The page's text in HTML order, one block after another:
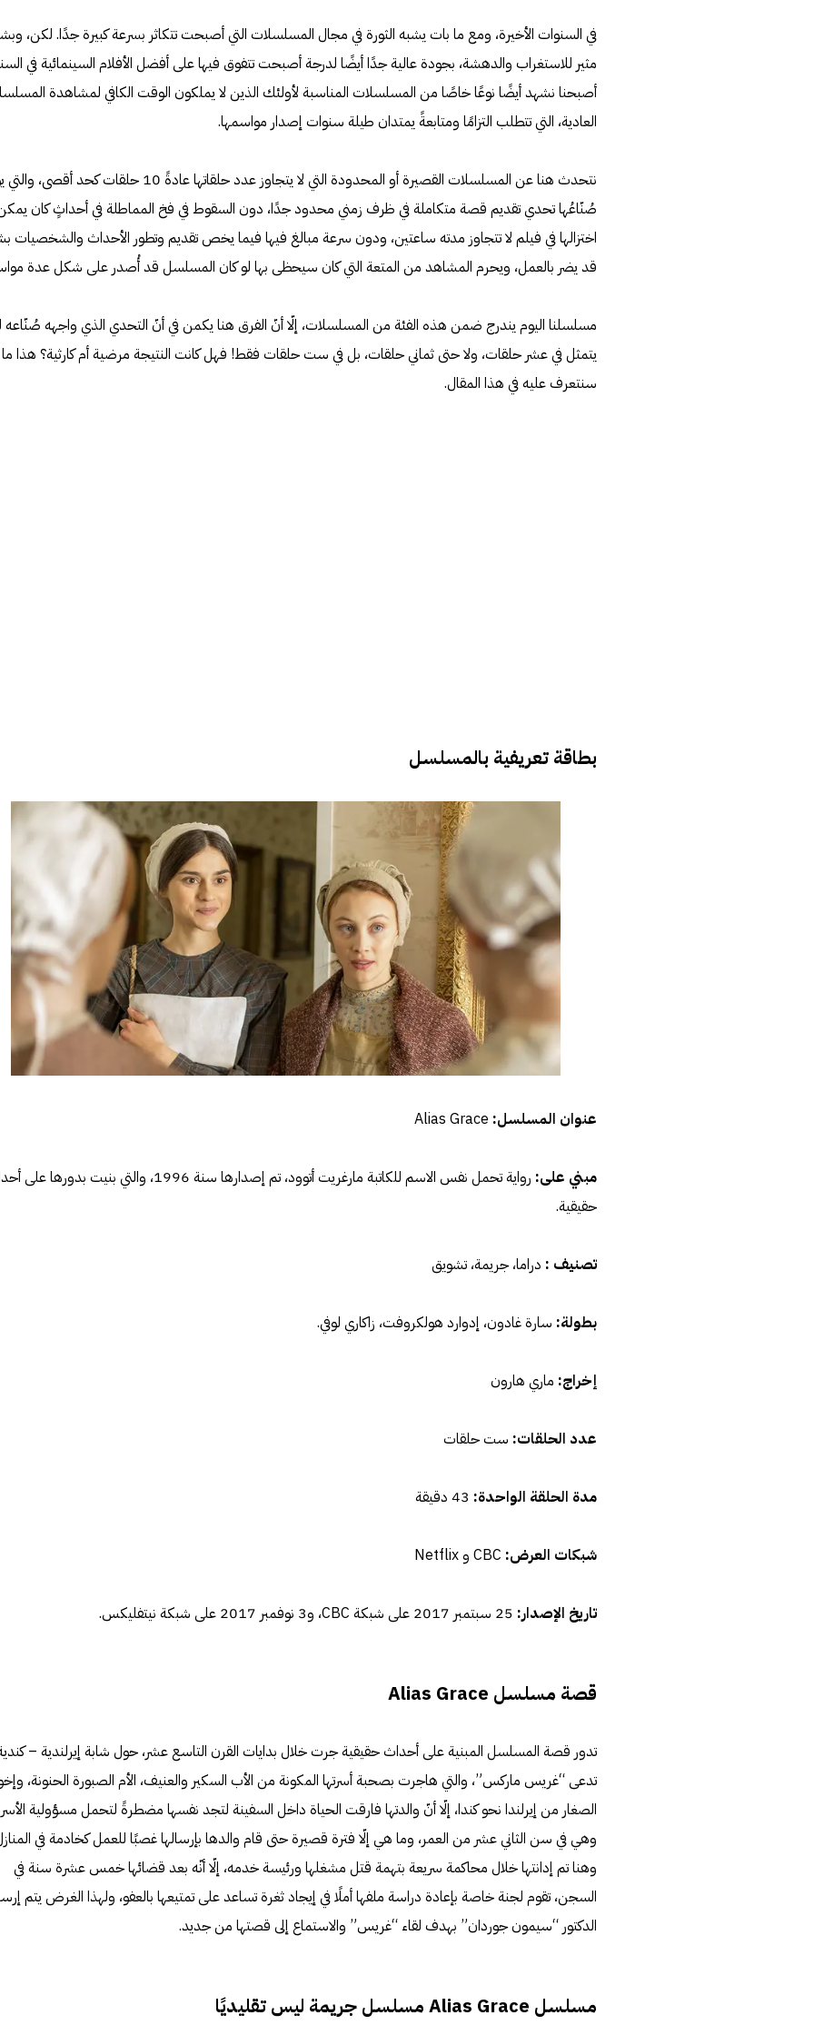
في السنوات الأخيرة، ومع ما بات يشبه الثورة في مجال المسلسلات التي أصبحت تتكاثر بسرعة كبيرة جدًا. لكن،
مثير للاستغراب والدهشة، بجودة عالية جدًا أيضًا لدرجة أصبحت تتفوق فيها على أفضل الأفلام السينمائية في
أصبحنا نشهد أيضًا نوعًا خاصًا من المسلسلات المناسبة لأولئك الذين لا يملكون الوقت الكافي لمشاهدة
العادية، التي تتطلب التزامًا ومتابعةً يمتدان طيلة سنوات إصدار مواسمها.
نتحدث هنا عن المسلسلات القصيرة أو المحدودة التي لا يتجاوز عدد حلقاتها عادةً 10 حلقات
صُنّاعُها تحدي تقديم قصة متكاملة في ظرف زمني محدود جدًا، دون السقوط في فخ المماطلة في أحداثٍ كان
اختزالها في فيلم لا تتجاوز مدته ساعتين، ودون سرعة مبالغ فيها فيما يخص تقديم وتطور الأحداث والشخصيات
قد يضر بالعمل، ويحرم المشاهد من المتعة التي كان سيحظى بها لو كان المسلسل قد أُصدر على شكل عدة
مسلسلنا اليوم يندرج ضمن هذه الفئة من المسلسلات، إلّا أنّ الفرق هنا يكمن في أنّ التحدي الذي واجهه صُنّاعه
يتمثل في عشر حلقات، ولا حتى ثماني حلقات، بل في ست حلقات فقط! فهل كانت النتيجة مرضية أم كارثية؟ هذا ما
سنتعرف عليه في هذا المقال.
بطاقة تعريفية بالمسلسل
عنوان المسلسل:
مبني على:
رواية تحمل نفس الاسم للكاتبة مارغريت أتوود، تم إصدارها سنة 1996، والتي بنيت بدورها
حقيقية.
تصنيف : دراما، جريمة، تشويق
بطولة: سارة غادون، إدوارد هولكروفت، زاكاري لوفي.
إخراج: ماري هارون
عدد الحلقات: ست حلقات
مدة الحلقة الواحدة:
شبكات العرض: Netflix
تاريخ الإصدار: نيتفليكس.
قصة مسلسل Alias Grace
تدور قصة المسلسل المبنية على أحداث حقيقية جرت خلال بدايات القرن التاسع عشر، حول شابة إيرلندية –
تدعى “غريس ماركس”، والتي هاجرت بصحبة أسرتها المكونة من الأب السكير والعنيف، الأم الصبورة الحنونة،
الصغار من إيرلندا نحو كندا، إلّا أنّ والدتها فارقت الحياة داخل السفينة لتجد نفسها مضطرةً لتحمل مسؤولية
وهي في سن الثاني عشر من العمر، وما هي إلّا فترة قصيرة حتى قام والدها بإرسالها غصبًا للعمل كخادمة في
وهنا تم إدانتها خلال محاكمة سريعة بتهمة قتل مشغلها ورئيسة خدمه، إلّا أنّه بعد قضائها خمس عشرة سنة في
السجن، تقوم لجنة خاصة بإعادة دراسة ملفها أملًا في إيجاد ثغرة تساعد على تمتيعها بالعفو، ولهذا الغرض يتم
الدكتور “سيمون جوردان” بهدف لقاء “غريس” والاستماع إلى قصتها من جديد.
مسلسل Alias Grace مسلسل جريمة ليس تقليديًا